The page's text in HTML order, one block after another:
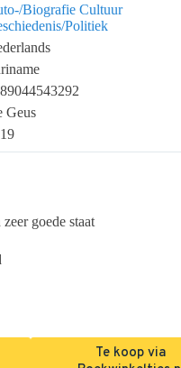
Biografie Cultuur
Politiek
Geus
goede staat
Te koop via